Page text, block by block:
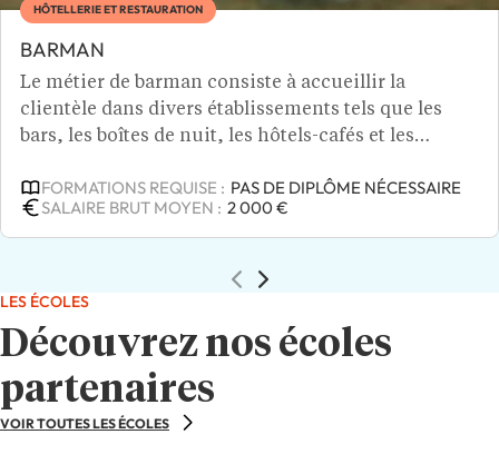
HÔTELLERIE ET RESTAURATION
BARMAN
Le métier de barman consiste à accueillir la
clientèle dans divers établissements tels que les
bars, les boîtes de nuit, les hôtels-cafés et les
incluent la préparation de boissons, la gestion des
commandes et l’entretien du bar. Travaillant
souvent en équipe avec d’autres employés des
services en restauration, il assure une ambiance
conviviale pour les clients. Devenir barman
représente une immersion dans un univers
dynamique où l'acquisition de multiples
compétences est au cœur du métier.
FORMATIONS REQUISE : PAS DE DIPLÔME NÉCESSAIRE
SALAIRE BRUT MOYEN : 2 000 €
LES ÉCOLES
Découvrez nos écoles
partenaires
VOIR TOUTES LES ÉCOLES